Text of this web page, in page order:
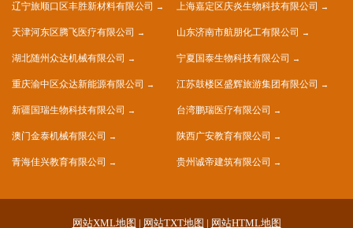
辽宁旅顺口区丰胜新材料有限公司 上海嘉定区庆炎生物科技有限公司
天津河东区腾飞医疗有限公司 山东济南市航朋化工有限公司
湖北随州众达机械有限公司 宁夏国泰生物科技有限公司
重庆渝中区众达新能源有限公司 江苏鼓楼区盛辉旅游集团有限公司
新疆国瑞生物科技有限公司 台湾鹏瑞医疗有限公司
澳门金泰机械有限公司 陕西广安教育有限公司
青海佳兴教育有限公司 贵州诚帝建筑有限公司
网站XML地图 | 网站TXT地图 | 网站HTML地图